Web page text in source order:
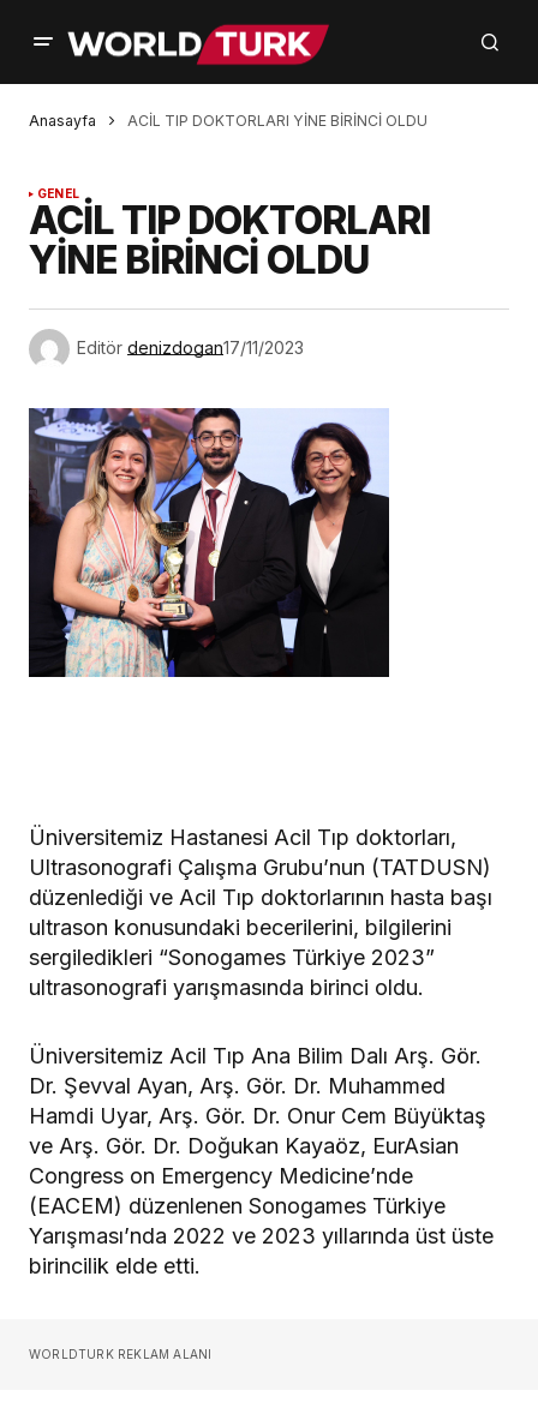
Anasayfa ACİL TIP DOKTORLARI YİNE BİRİNCİ OLDU
GENEL
ACİL TIP DOKTORLARI
YİNE BİRİNCİ OLDU
Editör denizdogan17/11/2023
Üniversitemiz Hastanesi Acil Tıp doktorları,
Ultrasonografi Çalışma Grubu’nun (TATDUSN)
düzenlediği ve Acil Tıp doktorlarının hasta başı
ultrason konusundaki becerilerini, bilgilerini
sergiledikleri “Sonogames Türkiye 2023”
ultrasonografi yarışmasında birinci oldu.
Üniversitemiz Acil Tıp Ana Bilim Dalı Arş. Gör.
Dr. Şevval Ayan, Arş. Gör. Dr. Muhammed
Hamdi Uyar, Arş. Gör. Dr. Onur Cem Büyüktaş
ve Arş. Gör. Dr. Doğukan Kayaöz, EurAsian
Congress on Emergency Medicine’nde
(EACEM) düzenlenen Sonogames Türkiye
Yarışması’nda 2022 ve 2023 yıllarında üst üste
birincilik elde etti.
WORLDTURK REKLAM ALANI